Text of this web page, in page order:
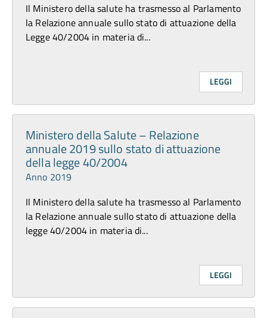
Il Ministero della salute ha trasmesso al Parlamento
la Relazione annuale sullo stato di attuazione della
Legge 40/2004 in materia di...
LEGGI
Ministero della Salute – Relazione
annuale 2019 sullo stato di attuazione
della legge 40/2004
Anno 2019
Il Ministero della salute ha trasmesso al Parlamento
la Relazione annuale sullo stato di attuazione della
legge 40/2004 in materia di...
LEGGI